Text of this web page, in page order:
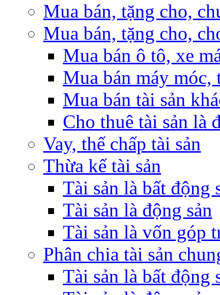
Mua bán, tặng cho,
Mua bán, tặng cho,
Mua bán ô tô, xe
Mua bán máy móc,
Mua bán tài sản
Cho thuê tài sản là
Vay, thế chấp tài sản
Thừa kế tài sản
Tài sản là bất động
Tài sản là động sản
Tài sản là vốn góp
Phân chia tài sản
Tài sản là bất động